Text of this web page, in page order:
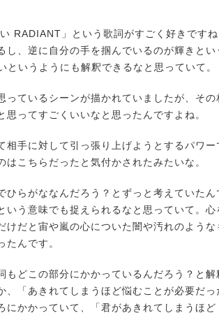
RADIANT」という歌詞がすごく好きです
し、逆に自分の手を掴んでいるのが輝きと
いうようにも解釈できるなと思っていて。
ているシーンが描かれていましたが、その
ってすごくいいなと思ったんですよね。
手に対して引っ張り上げようとするパワー
こちらだったと気付かされたみたいな。
らがななんだろう？とずっと考えていたん
いう意味でも捉えられるなと思っていて。
だと宙や嵐の心についた闇や汚れのような
んです。
どこの部分にかかっているんだろう？と解
、「あきれてしまうほど悩むことが必要だ
にかかっていて、「君があきれてしまうほ